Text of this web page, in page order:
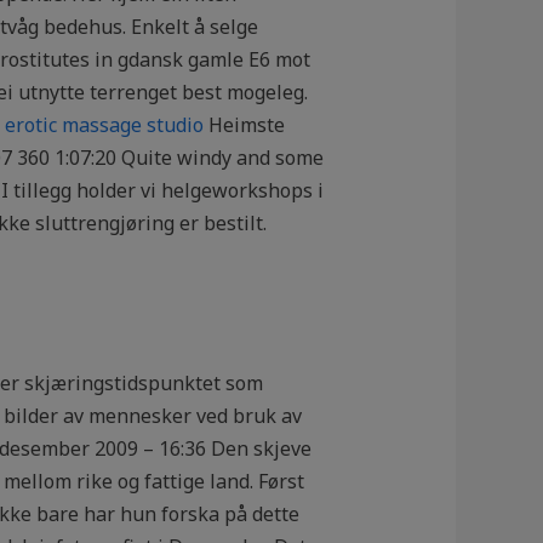
bedehus. Enkelt å selge
in gdansk gamle E6 mot
utnytte terrenget best mogeleg.
massage studio Heimste
1:07:20 Quite windy and some
tillegg holder vi helgeworkshops i
sluttrengjøring er bestilt.
skjæringstidspunktet som
av mennesker ved bruk av
2009 – 16:36 Den skjeve
rike og fattige land. Først
bare har hun forska på dette